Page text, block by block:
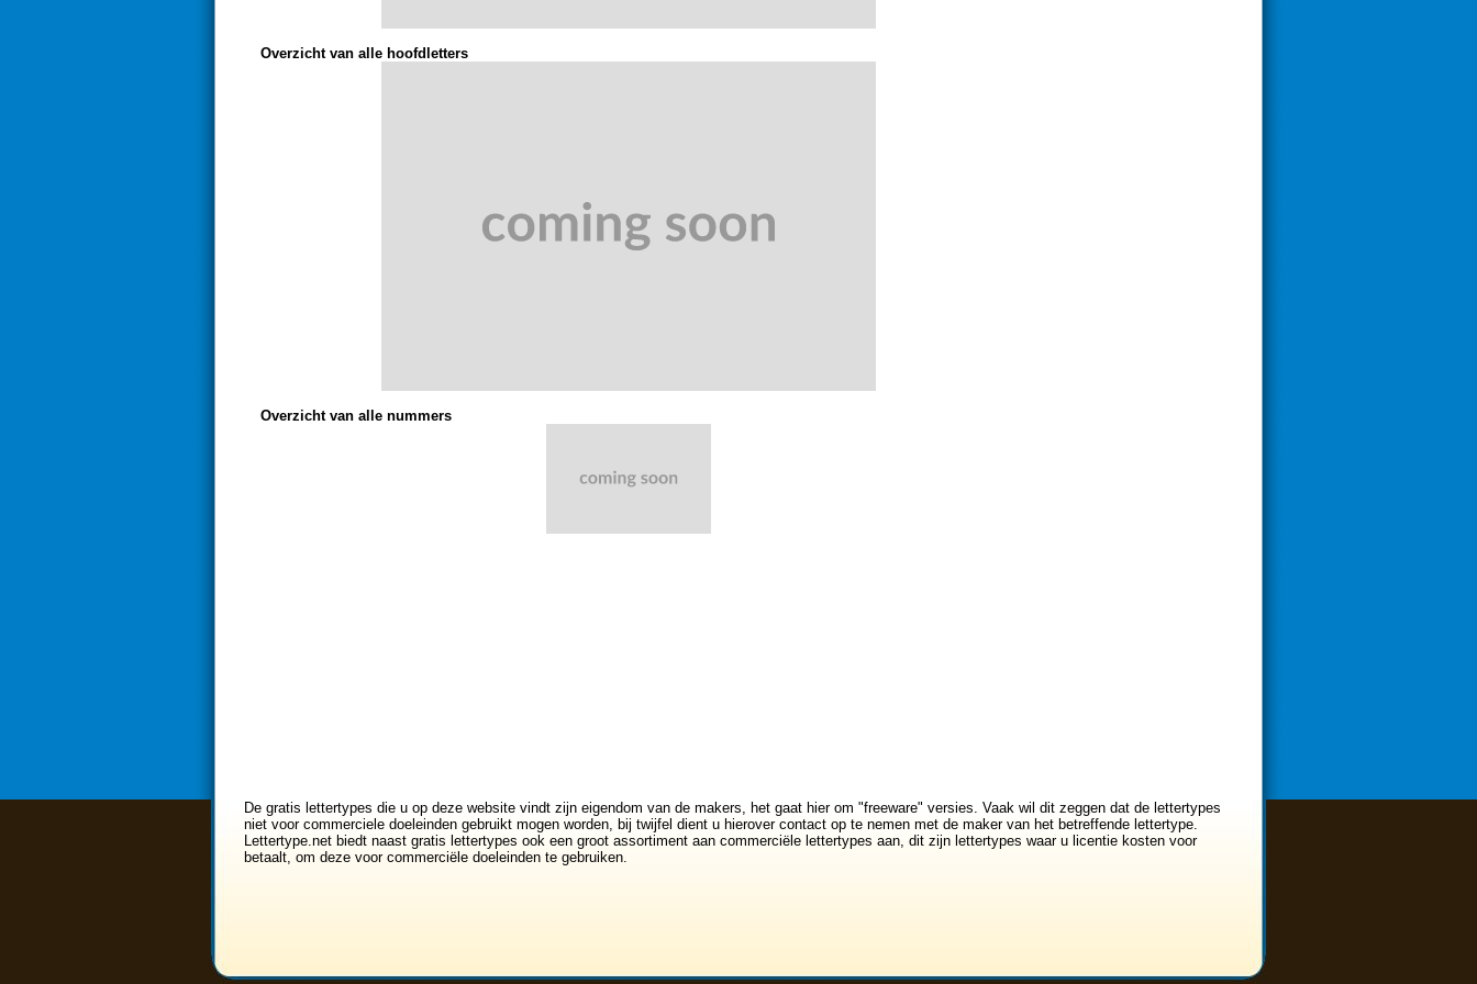
Overzicht van alle hoofdletters
Overzicht van alle nummers
De gratis lettertypes die u op deze website vindt zijn eigendom van de makers, het gaat hier om "freeware" versies. Vaak wil dit zeggen dat de lettertypes
niet voor commerciele doeleinden gebruikt mogen worden, bij twijfel dient u hierover contact op te nemen met de maker van het betreffende lettertype.
Lettertype.net biedt naast gratis lettertypes ook een groot assortiment aan commerciële lettertypes aan, dit zijn lettertypes waar u licentie kosten voor
betaalt, om deze voor commerciële doeleinden te gebruiken.